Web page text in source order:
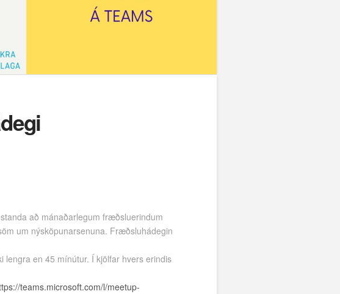
að mánaðarlegum fræðsluerindum
um nýsköpunarsenuna. Fræðsluhádegin
lengra en 45 mínútur. Í kjölfar hvers erindis
teams.microsoft.com/l/meetup-